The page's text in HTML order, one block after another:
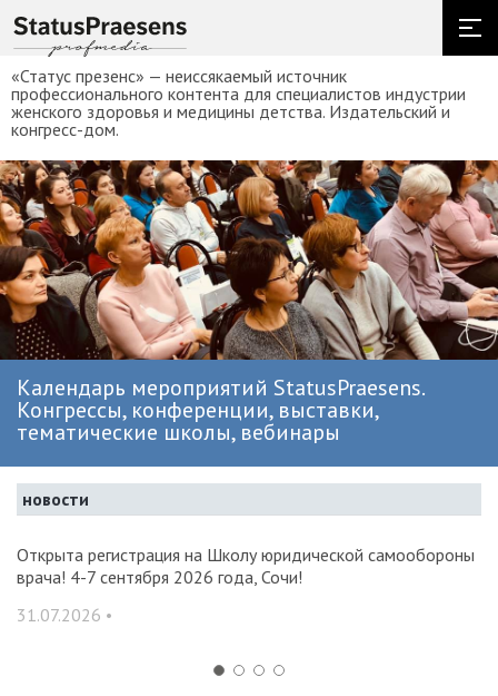
«Статус презенс» — неиссякаемый источник
профессионального контента для специалистов индустрии
женского здоровья и медицины детства. Издательский и
конгресс-дом.
Календарь мероприятий StatusPraesens.
Конгрессы, конференции, выставки,
тематические школы, вебинары
новости
Открыта регистрация на Школу юридической самообороны
врача! 4-7 сентября 2026 года, Сочи!
31.07.2026 •